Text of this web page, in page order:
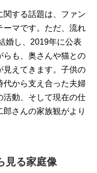
関する話題は、ファン
ーマです。ただ、流れ
婚し、2019年に公表
らも、奥さんや猫との
見えてきます。子供の
代から支え合った夫婦
活動、そして現在の仕
さんの家族観がより
見る家庭像